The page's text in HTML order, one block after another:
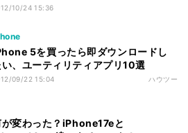
10/24 15:36
5を買ったら即ダウンロードし
、ユーティリティアプリ10選
09/22 15:04 ハウツー
が変わった？iPhone17eと